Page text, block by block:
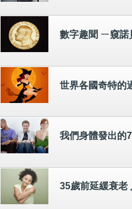
數字趣聞 ㄧ窺諾
世界各國奇特的
我們身體發出的
35歲前延緩衰老